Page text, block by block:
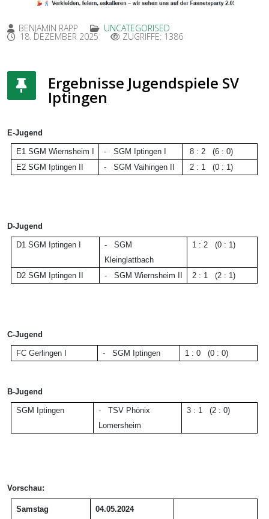
BENJAMIN RAPP UNCATEGORISED
18. DEZEMBER 2025 ZUGRIFFE: 1386
Ergebnisse Jugendspiele SV
Iptingen
E-Jugend
E1 SGM Wiernsheim I - SGM Iptingen I
8 : 2 (6 : 0)
E2 SGM Iptingen II - SGM VaihingenII 2 : 1 (0 : 1)
D-Jugend
D1 SGM Iptingen I - SGM
Kleinglattbach
1 : 2 (0 : 1)
D2 SGM Iptingen II - SGM Wiernsheim II 2 : 1 (2 : 1)
C-Jugend
FC Gerlingen I - SGM Iptingen 1 : 0 (0 : 0)
B-Jugend
SGM Iptingen - TSV Phönix
Lomersheim
3 : 1 (2 : 0)
Vorschau:
Samstag 04.05.2024